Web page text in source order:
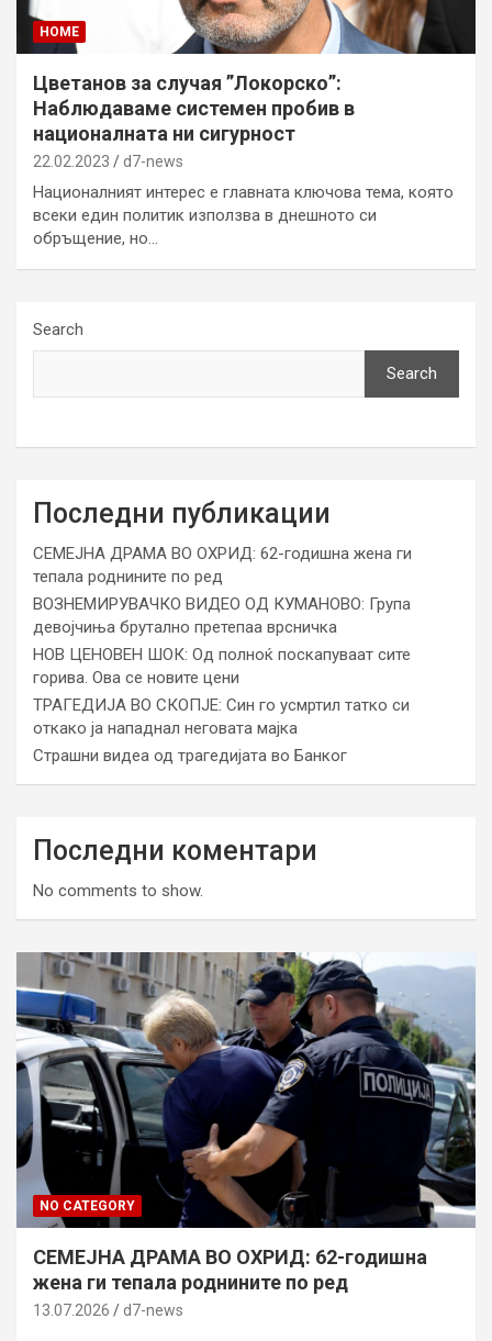
HOME
Цветанов за случая ”Локорско”:
Наблюдаваме системен пробив в
националната ни сигурност
22.02.2023 d7-news
Националният интерес е главната ключова тема, която
всеки един политик използва в днешното си
обръщение, но…
Search
Search
Последни публикации
СЕМЕЈНА ДРАМА ВО ОХРИД: 62-годишна жена ги
тепала роднините по ред
ВОЗНЕМИРУВАЧКО ВИДЕО ОД КУМАНОВО: Група
девојчиња брутално претепаа врсничка
НОВ ЦЕНОВЕН ШОК: Од полноќ поскапуваат сите
горива. Ова се новите цени
ТРАГЕДИЈА ВО СКОПЈЕ: Син го усмртил татко си
откако ја нападнал неговата мајка
Страшни видеа од трагедијата во Банког
Последни коментари
No comments to show.
NO CATEGORY
СЕМЕЈНА ДРАМА ВО ОХРИД: 62-годишна
жена ги тепала роднините по ред
13.07.2026 d7-news